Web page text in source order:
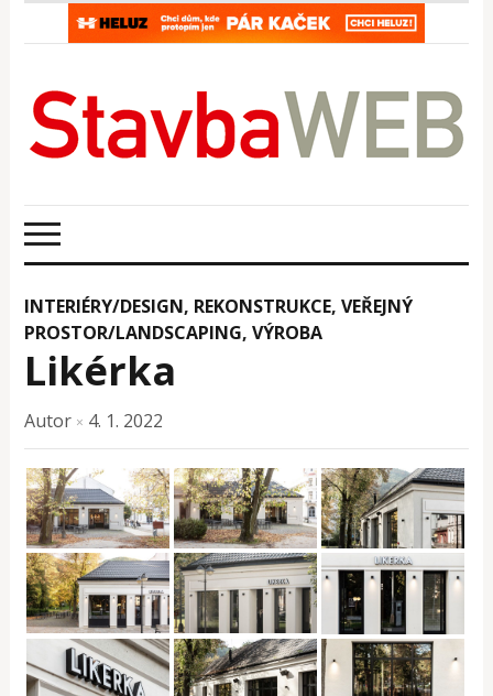
INTERIÉRY/DESIGN, REKONSTRUKCE,VEŘEJNÝ
PROSTOR/LANDSCAPING,VÝROBA
Likérka
Autor × 4. 1. 2022